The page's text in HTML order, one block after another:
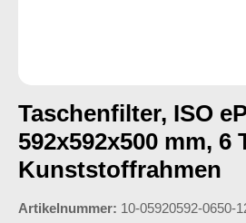
Taschenfilter, ISO
592x592x500 mm, 6
Kunststoffrahmen
Artikelnummer: 10-05920592-0650-